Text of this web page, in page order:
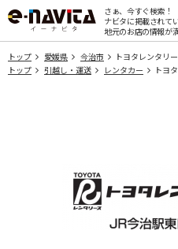
さぁ、今すぐ検索！
ナビタに掲載されて
地元のお店の情報が
トップ 愛媛県 今治市
トヨタレンタリ
トップ
引越し・運送 レンタカー トヨ